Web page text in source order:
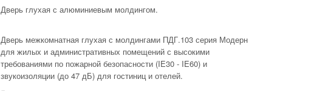
Дверь глухая с алюминиевым молдингом.
Дверь межкомнатная глухая с молдингами ПДГ.103 серия Модерн
для жилых и административных помещений с высокими
требованиями по пожарной безопасности (IE30 - IE60) и
звукоизоляции (до 47 дБ) для гостиниц и отелей.